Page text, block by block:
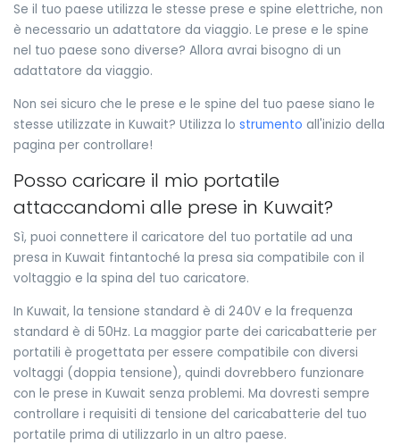
Se il tuo paese utilizza le stesse prese e spine elettriche, non
è necessario un adattatore da viaggio. Le prese e le spine
nel tuo paese sono diverse? Allora avrai bisogno di un
adattatore da viaggio.
Non sei sicuro che le prese e le spine del tuo paese siano le
stesse utilizzate in Kuwait? Utilizza lo strumento all'inizio della
pagina per controllare!
Posso caricare il mio portatile
attaccandomi alle prese in Kuwait?
Sì, puoi connettere il caricatore del tuo portatile ad una
presa in Kuwait fintantoché la presa sia compatibile con il
voltaggio e la spina del tuo caricatore.
In Kuwait, la tensione standard è di 240V e la frequenza
standard è di 50Hz. La maggior parte dei caricabatterie per
portatili è progettata per essere compatibile con diversi
voltaggi (doppia tensione), quindi dovrebbero funzionare
con le prese in Kuwait senza problemi. Ma dovresti sempre
controllare i requisiti di tensione del caricabatterie del tuo
portatile prima di utilizzarlo in un altro paese.